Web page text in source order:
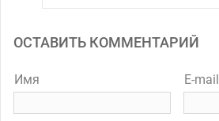
ОСТАВИТЬ КОММЕНТАРИЙ
Имя E-mail